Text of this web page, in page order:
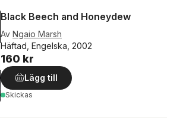
Black Beech and Honeydew
Av Ngaio Marsh
Häftad, Engelska, 2002
160 kr
Lägg till
Skickas